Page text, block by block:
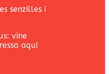
senzilles i
vine
aquí